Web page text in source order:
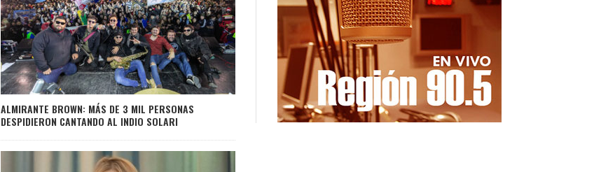
ALMIRANTE BROWN: MÁS DE 3 MIL PERSONAS
DESPIDIERON CANTANDO AL INDIO SOLARI